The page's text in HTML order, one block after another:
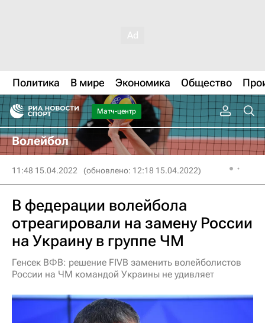
Политика В мире Экономика Общество
Матч-центр
Волейбол
11:48 15.04.2022 (обновлено: 12:18 15.04.2022)
В федерации волейбола
отреагировали на замену России
на Украину в группе ЧМ
Генсек ВФВ: решение FIVB заменить волейболистов
России на ЧМ командой Украины не удивляет